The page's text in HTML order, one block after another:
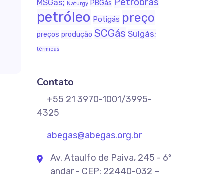
MSGás; Naturgy PBGás
petróleo Potigás preço
preços produção SCGás Sulgás;
térmicas
Contato
+55 21 3970-1001/3995-
4325
abegas@abegas.org.br
Av. Ataulfo de Paiva, 245 - 6º
andar - CEP: 22440-032 –